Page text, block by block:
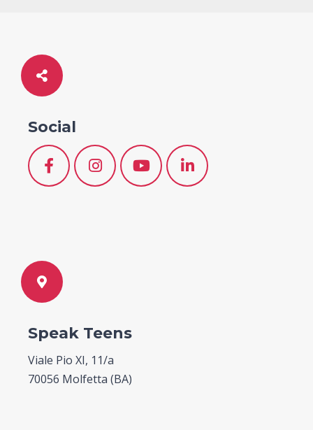
Social
Speak Teens
Viale Pio XI, 11/a
70056 Molfetta (BA)